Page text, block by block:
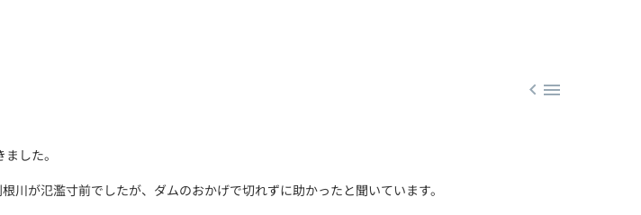
 
した。
が氾濫寸前でしたが、ダムのおかげで切れずに助かったと聞いています。